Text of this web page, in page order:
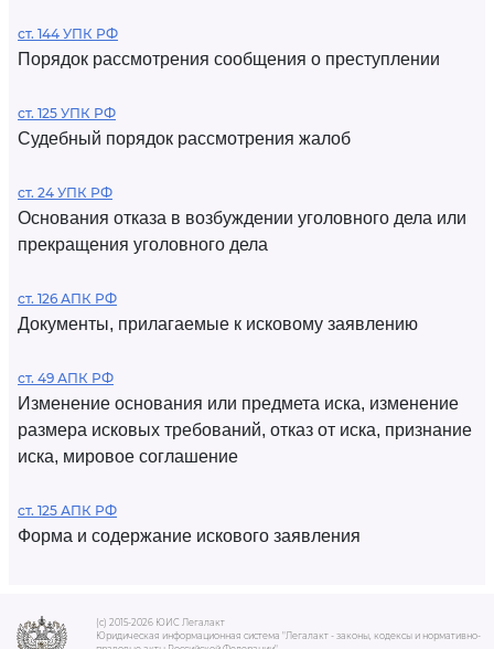
ст. 144 УПК РФ
Порядок рассмотрения сообщения о преступлении
ст. 125 УПК РФ
Судебный порядок рассмотрения жалоб
ст. 24 УПК РФ
Основания отказа в возбуждении уголовного дела или
прекращения уголовного дела
ст. 126 АПК РФ
Документы, прилагаемые к исковому заявлению
ст. 49 АПК РФ
Изменение основания или предмета иска, изменение
размера исковых требований, отказ от иска, признание
иска, мировое соглашение
ст. 125 АПК РФ
Форма и содержание искового заявления
(c) 2015-2026 ЮИС Легалакт
Юридическая информационная система "Легалакт - законы, кодексы и нормативно-